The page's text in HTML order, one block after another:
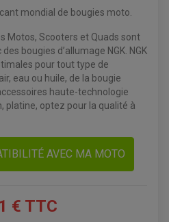
mondial de bougies moto.
Motos, Scooters et Quads sont
bougies d’allumage NGK. NGK
pour tout type de
eau ou huile, de la bougie
haute-technologie
platine, optez pour la qualité à
AVEC MA MOTO
€ TTC